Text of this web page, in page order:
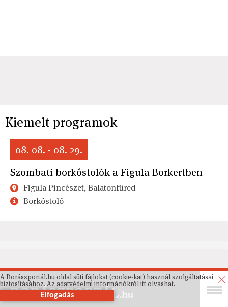
Kiemelt programok
08. 08. - 08. 29.
Szombati borkóstolók a Figula Borkertben
Figula Pincészet, Balatonfüred
Borkóstoló
A Borászportál.hu oldal süti fájlokat (cookie-kat) használ szolgáltatásai
biztosításához. Az adatvédelmi információkrólitt olvashat.
Elfogadás